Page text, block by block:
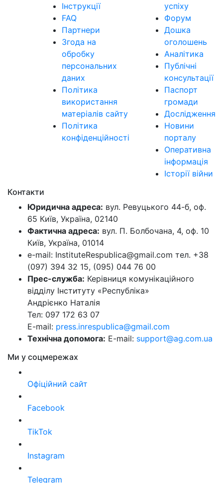
Інструкції
FAQ
Партнери
Згода на
обробку
персональних
даних
Політика
використання
матеріалів сайту
Політика
конфіденційності
успіху
Форум
Дошка
оголошень
Аналітика
Публічні
консультації
Паспорт
громади
Дослідження
Новини
порталу
Оперативна
інформація
Історії війни
Контакти
Юридична адреса: вул. Ревуцького 44-б, оф.
65 Київ, Україна, 02140
Фактична адреса: вул. П. Болбочана, 4, оф. 10
Київ, Україна, 01014
e-mail: InstituteRespublica@gmail.com тел. +38
(097) 394 32 15, (095) 044 76 00
Прес-служба: Керівниця комунікаційного
відділу Інституту «Республіка»
Андрієнко Наталія
Тел: 097 172 63 07
E-mail: press.inrespublica@gmail.com
Технічна допомога: E-mail: support@ag.com.ua
Ми у соцмережах
Офіційний сайт
Facebook
TikTok
Instagram
Telegram